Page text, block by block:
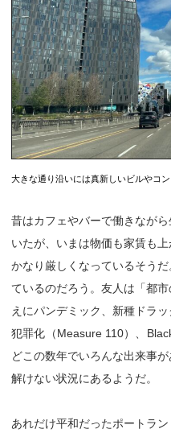
大きな通り沿いには真新しいビルやコン
昔はカフェやバーで働きなが
いたが、いまは物価も家賃も
かなり厳しくなっているそう
ているのだろう。友人は「都
えにパンデミック、新種ドラ
犯罪化（Measure 110）、
どこの数年でいろんな出来事
解けない状況にあるようだ。
あれだけ平和だったポートラ